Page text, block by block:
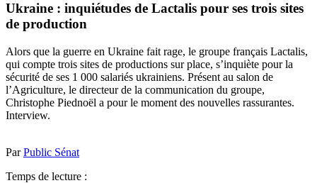
Ukraine : inquiétudes de Lactalis pour ses trois sites
de production
Alors que la guerre en Ukraine fait rage, le groupe français Lactalis,
qui compte trois sites de productions sur place, s’inquiète pour la
sécurité de ses 1 000 salariés ukrainiens. Présent au salon de
l’Agriculture, le directeur de la communication du groupe,
Christophe Piednoël a pour le moment des nouvelles rassurantes.
Interview.
ParPublic Sénat
Temps de lecture :